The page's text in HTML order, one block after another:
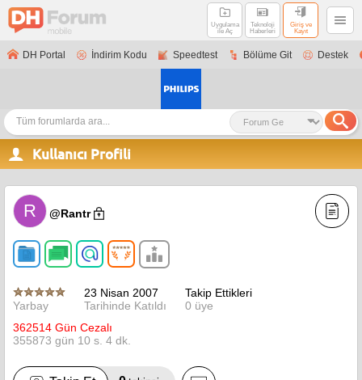
Uygulama
ile Aç
Teknoloji
Haberleri
Giriş ve
Kayıt
DH Portal İndirim Kodu Speedtest Bölüme Git Destek
Kullanıcı Profili
R @Rantr
Yarbay
23 Nisan 2007
Tarihinde Katıldı
Takip Ettikleri
0 üye
362514 Gün Cezalı
355873 gün 10 s. 4 dk.